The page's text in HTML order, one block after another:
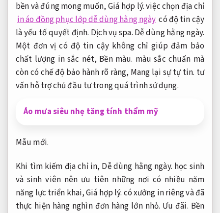
bền và đúng mong muốn,Giá hợp lý.việc chọn địa chỉ
in áo đồng phục lớp dễ dùng hằng ngày có độ tin cậy
là yếu tố quyết định. Dịch vụ spa. Dễ dùng hằng ngày.
Một đơn vị có độ tin cậy không chỉ giúp đảm bảo
chất lượng in sắc nét, Bền màu. màu sắc chuẩn mà
còn có chế độ bảo hành rõ ràng, Mang lại sự tự tin. tư
vấn hỗ trợ chủ đầu tư trong quá trình sử dụng.
Áo mưa siêu nhẹ tăng tính thẩm mỹ
Mẫu mới.
Khi tìm kiếm địa chỉ in, Dễ dùng hằng ngày. học sinh
và sinh viên nên ưu tiên những nơi có nhiều năm
năng lực triển khai,Giá hợp lý. có xưởng in riêng và đã
thực hiện hàng nghìn đơn hàng lớn nhỏ. Ưu đãi. Bền